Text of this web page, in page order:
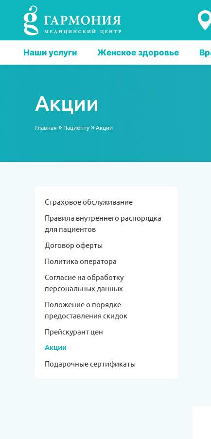
Наши услуги Женское здоровье
Акции
Главная » Пациенту»Акции
Страховое обслуживание
Правила внутреннего распорядка
для пациентов
Договор оферты
Политика оператора
Согласие на обработку
персональных данных
Положение о порядке
предоставления скидок
Прейскурант цен
Акции
Подарочные сертификаты